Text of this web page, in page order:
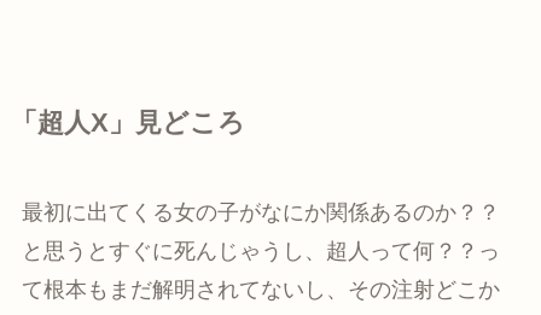
「超人X」見どころ
最初に出てくる女の子がなにか関係あるのか？？
と思うとすぐに死んじゃうし、超人って何？？っ
て根本もまだ解明されてないし、その注射どこか